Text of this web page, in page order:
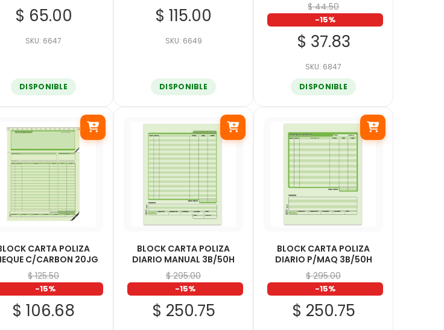
$ 65.00
SKU: 6647
DISPONIBLE
$ 115.00
SKU: 6649
DISPONIBLE
$ 44.50
-15%
$ 37.83
SKU: 6847
DISPONIBLE
CARTA POLIZA
C/CARBON 20JG
$ 125.50
-15%
$ 106.68
BLOCK CARTA POLIZA
DIARIO MANUAL 3B/50H
$ 295.00
-15%
$ 250.75
BLOCK CARTA POLIZA
DIARIO P/MAQ 3B/50H
$ 295.00
-15%
$ 250.75